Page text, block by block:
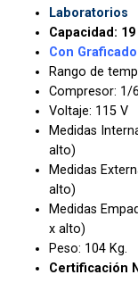
Laboratorios
Capacidad:
Con
Rango de
Compresor: 1/
Voltaje: 115 V
Medidas
alto)
Medidas
alto)
Medidas
x alto)
Peso: 104 Kg.
Certificación